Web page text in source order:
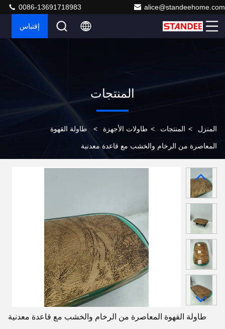
alice@standeehome.com
0086-13691718983
إقتباس
المنتجات
المنزل > المنتجات > طاولات الأجهزة > طاولة القهوة
المعاصرة من الرخام والخشب مع قاعدة معدنية
طاولة القهوة المعاصرة من الرخام والخشب مع قاعدة معدنية